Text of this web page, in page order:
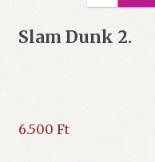
Slam Dunk 2.
6.500 Ft